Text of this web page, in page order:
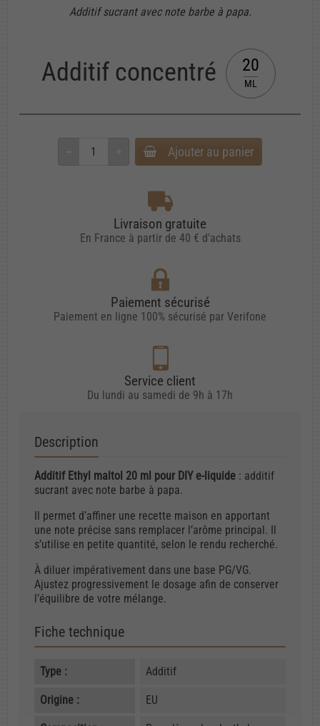
Additif sucrant avec note barbe à papa.
Additif concentré 20
ML
Ajouter au panier
Livraison gratuite
En France à partir de 40 € d'achats
Paiement sécurisé
Paiement en ligne 100% sécurisé par Verifone
Service client
Du lundi au samedi de 9h à 17h
Description
Additif Ethyl maltol 20 ml pour DIY e-liquide : additif
sucrant avec note barbe à papa.
Il permet d’affiner une recette maison en apportant
une note précise sans remplacer l’arôme principal. Il
s’utilise en petite quantité, selon le rendu recherché.
À diluer impérativement dans une base PG/VG.
Ajustez progressivement le dosage afin de conserver
l’équilibre de votre mélange.
Fiche technique
Type : Additif
Origine : EU